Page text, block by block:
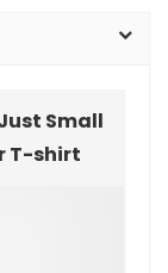
Small
T-shirt